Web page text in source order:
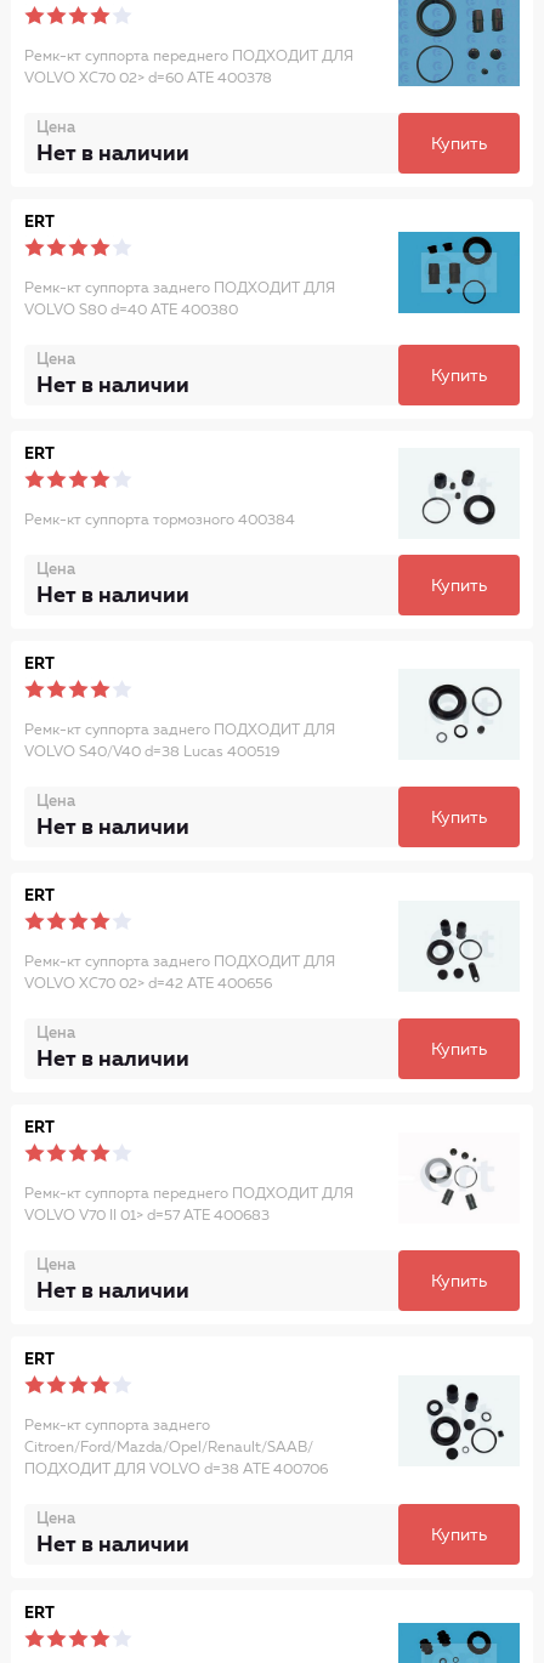
Ремк-кт суппорта переднего ПОДХОДИТ ДЛЯ
VOLVO XC70 02> d=60 ATE 400378
Цена
Нет в наличии Купить
ERT
Ремк-кт суппорта заднего ПОДХОДИТ ДЛЯ
VOLVO S80 d=40 ATE 400380
Цена
Нет в наличии Купить
ERT
Ремк-кт суппорта тормозного 400384
Цена
Нет в наличии Купить
ERT
Ремк-кт суппорта заднего ПОДХОДИТ ДЛЯ
VOLVO S40/V40 d=38 Lucas 400519
Цена
Нет в наличии Купить
ERT
Ремк-кт суппорта заднего ПОДХОДИТ ДЛЯ
VOLVO XC70 02> d=42 ATE 400656
Цена
Нет в наличии Купить
ERT
Ремк-кт суппорта переднего ПОДХОДИТ ДЛЯ
VOLVO V70 II 01> d=57 ATE 400683
Цена
Нет в наличии Купить
ERT
Ремк-кт суппорта заднего
Citroen/Ford/Mazda/Opel/Renault/SAAB/
ПОДХОДИТ ДЛЯ VOLVO d=38 ATE 400706
Цена
Нет в наличии Купить
ERT